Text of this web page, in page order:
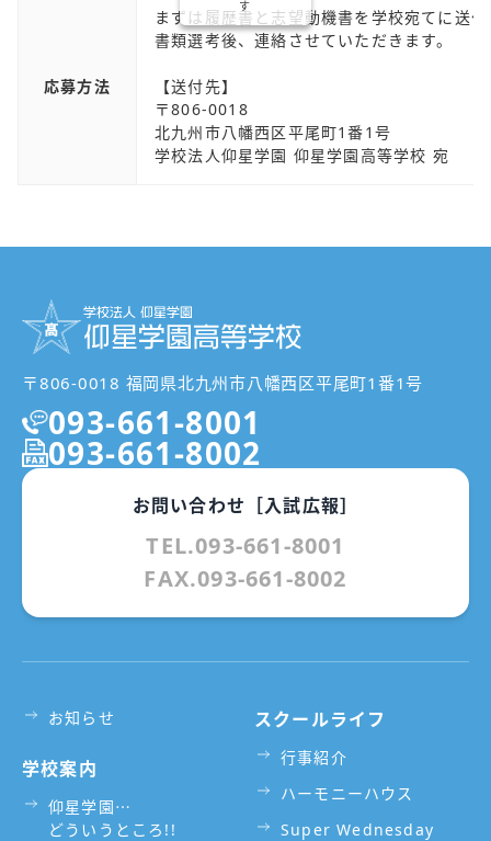
応募方法
まずは履歴書と志望動機書を学校宛てに送
書類選考後、連絡させていただきます。
【送付先】
〒806-0018
北九州市八幡西区平尾町1番1号
学校法人仰星学園 仰星学園高等学校 宛
す
〒806-0018 福岡県北九州市八幡西区平尾町1番1号
093-661-8001
093-661-8002
お問い合わせ［入試広報］
TEL.093-661-8001
FAX.093-661-8002
お知らせ
学校案内
仰星学園⋯
どういうところ!!
スクールライフ
行事紹介
ハーモニーハウス
Super Wednesday